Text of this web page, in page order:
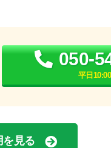
050-
平日
を見る